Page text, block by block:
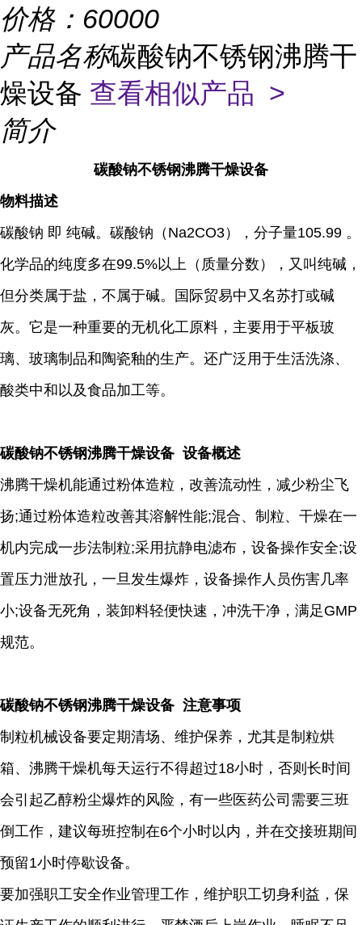
价格： 60000
产品名称碳酸钠不锈钢沸腾干
燥设备 查看相似产品 >
简介
碳酸钠不锈钢沸腾干燥设备
物料描述
碳酸钠 即 纯碱。碳酸钠（Na2CO3），分子量105.99 。
化学品的纯度多在99.5%以上（质量分数），又叫纯碱，
但分类属于盐，不属于碱。国际贸易中又名苏打或碱
灰。它是一种重要的无机化工原料，主要用于平板玻
璃、玻璃制品和陶瓷釉的生产。还广泛用于生活洗涤、
酸类中和以及食品加工等。
碳酸钠不锈钢沸腾干燥设备 设备概述
沸腾干燥机能通过粉体造粒，改善流动性，减少粉尘飞
扬;通过粉体造粒改善其溶解性能;混合、制粒、干燥在一
机内完成一步法制粒;采用抗静电滤布，设备操作安全;设
置压力泄放孔，一旦发生爆炸，设备操作人员伤害几率
小;设备无死角，装卸料轻便快速，冲洗干净，满足GMP
规范。
碳酸钠不锈钢沸腾干燥设备 注意事项
制粒机械设备要定期清场、维护保养，尤其是制粒烘
箱、沸腾干燥机每天运行不得超过18小时，否则长时间
会引起乙醇粉尘爆炸的风险，有一些医药公司需要三班
倒工作，建议每班控制在6个小时以内，并在交接班期间
预留1小时停歇设备。
要加强职工安全作业管理工作，维护职工切身利益，保